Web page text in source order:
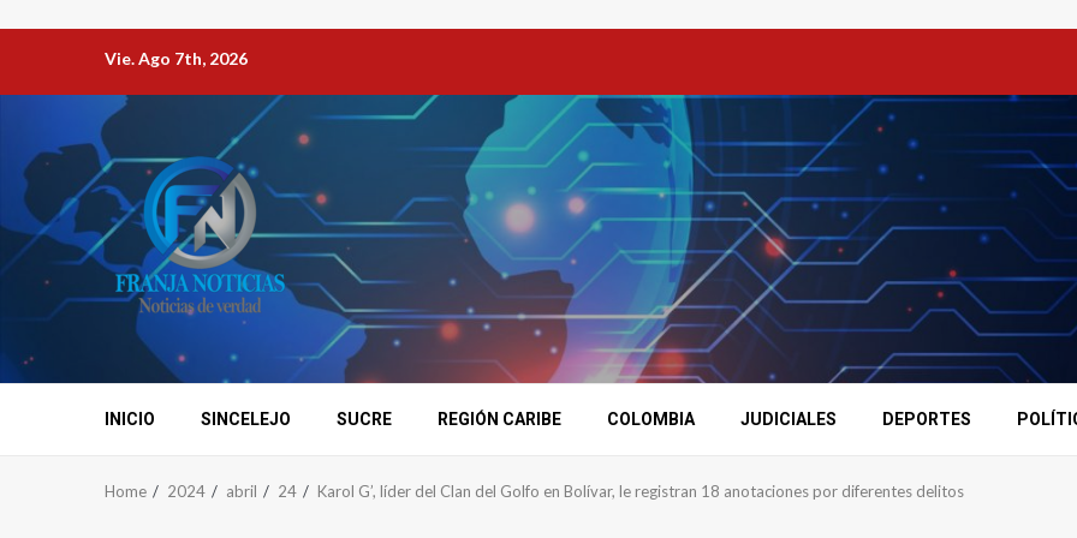
Vie. Ago 7th, 2026
INICIO SINCELEJO SUCRE REGIÓN CARIBE COLOMBIA JUDICIALES DEPORTES
Home 2024 abril 24 Karol G’, líder del Clan del Golfo en Bolívar, le registran 18 anotaciones por diferentes delitos